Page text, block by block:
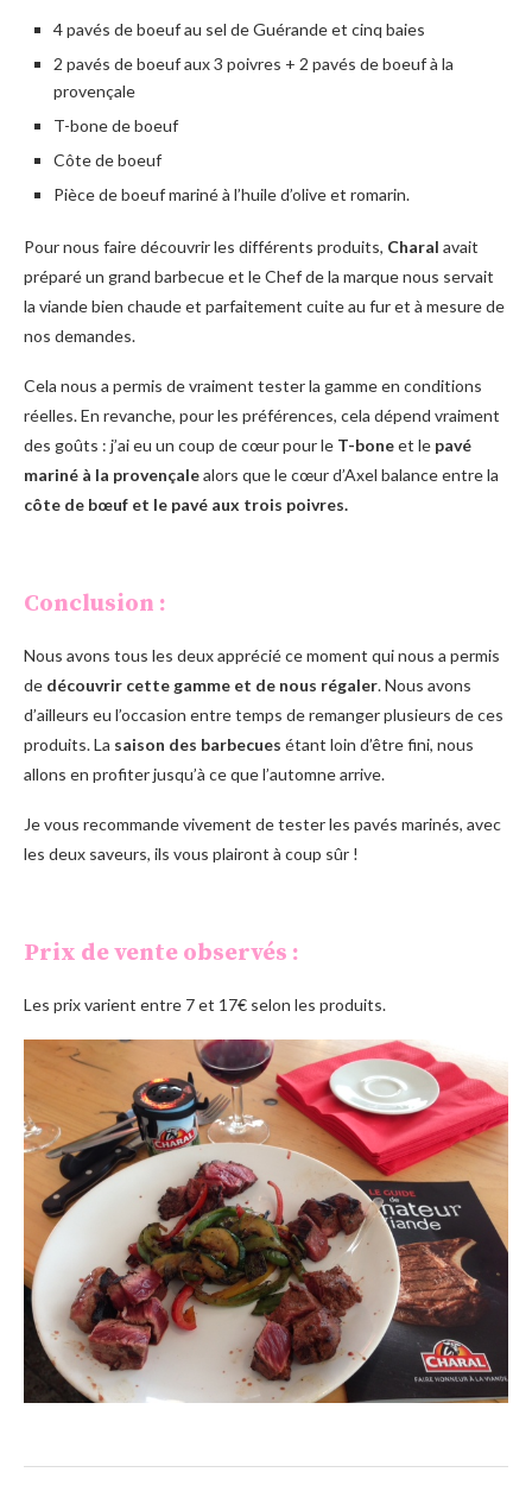
4 pavés de boeuf au sel de Guérande et cinq baies
2 pavés de boeuf aux 3 poivres + 2 pavés de boeuf à la
provençale
T-bone de boeuf
Côte de boeuf
Pièce de boeuf mariné à l’huile d’olive et romarin.
Pour nous faire découvrir les différents produits, Charal avait
préparé un grand barbecue et le Chef de la marque nous servait
la viande bien chaude et parfaitement cuite au fur et à mesure de
nos demandes.
Cela nous a permis de vraiment tester la gamme en conditions
réelles. En revanche, pour les préférences, cela dépend vraiment
des goûts : j’ai eu un coup de cœur pour le T-boneet le pavé
mariné à la provençalealors que le cœur d’Axel balance entre la
côte de bœuf et le pavé aux trois poivres.
Conclusion :
Nous avons tous les deux apprécié ce moment qui nous a permis
de découvrir cette gamme et de nous régaler. Nous avons
d’ailleurs eu l’occasion entre temps de remanger plusieurs de ces
produits. La saison des barbecues étant loin d’être fini, nous
allons en profiter jusqu’à ce que l’automne arrive.
Je vous recommande vivement de tester les pavés marinés, avec
les deux saveurs, ils vous plairont à coup sûr !
Prix de vente observés :
Les prix varient entre 7 et 17€ selon les produits.